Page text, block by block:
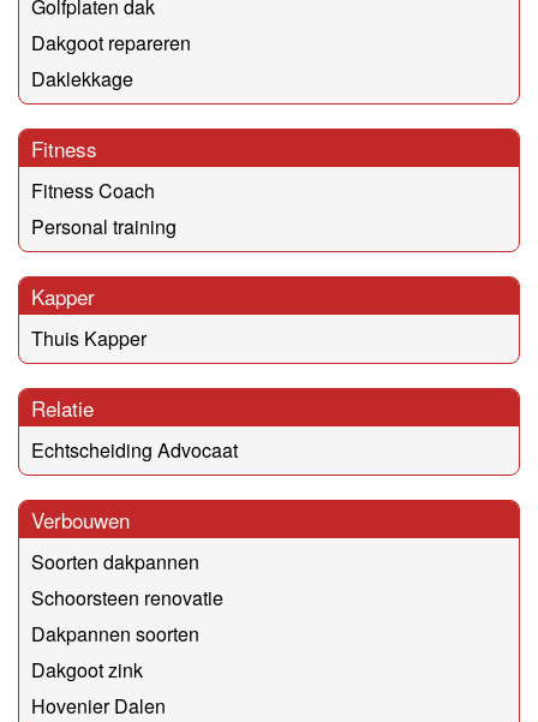
Golfplaten dak
Dakgoot repareren
Daklekkage
Fitness
Fitness Coach
Personal training
Kapper
Thuis Kapper
Relatie
Echtscheiding Advocaat
Verbouwen
Soorten dakpannen
Schoorsteen renovatie
Dakpannen soorten
Dakgoot zink
Hovenier Dalen